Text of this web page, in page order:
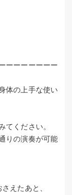
ーーーーーーー
体の上手な使い
てください。
りの演奏が可能
えたあと、